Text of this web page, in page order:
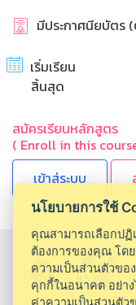
มีประกาศนียบัตร
เริ่มเรียน
สิ้นสุด
สมัครเรียนหลักสูตร
( Enroll in this
CMU MOOC |Chiang
นโยบายการใช้
คุณสามารถเลือกปฏิ
ต้องการของคุณ โดย
ความเป็นส่วนตัวขอ
คุกกี้ในอนาคต อย่า
ค่าความเป็นส่วนตัว